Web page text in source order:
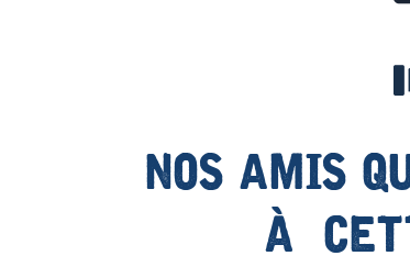
nos amis
à